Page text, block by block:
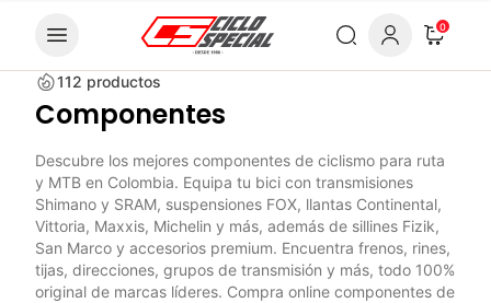
0
112 productos
Componentes
Descubre los mejores componentes de ciclismo para ruta
y MTB en Colombia. Equipa tu bici con transmisiones
Shimano y SRAM, suspensiones FOX, llantas Continental,
Vittoria, Maxxis, Michelin y más, además de sillines Fizik,
San Marco y accesorios premium. Encuentra frenos, rines,
tijas, direcciones, grupos de transmisión y más, todo 100%
original de marcas líderes. Compra online componentes de